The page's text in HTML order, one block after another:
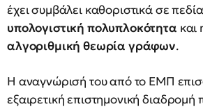
έχει συμβάλει καθοριστικά σε
υπολογιστική πολυπλοκότητα και
αλγοριθμική θεωρία γράφων.
Η αναγνώρισή του από το ΕΜΠ
εξαιρετική επιστημονική διαδρομή